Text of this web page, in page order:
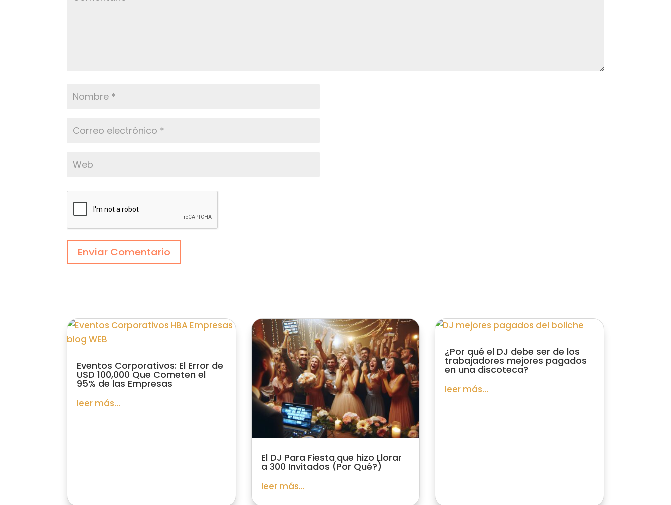
Enviar Comentario
Eventos Corporativos: El Error de
USD 100,000 Que Cometen el
95% de las Empresas
leer más...
El DJ Para Fiesta que hizo Llorar
a 300 Invitados (Por Qué?)
leer más...
¿Por qué el DJ debe ser de los
trabajadores mejores pagados
en una discoteca?
leer más...